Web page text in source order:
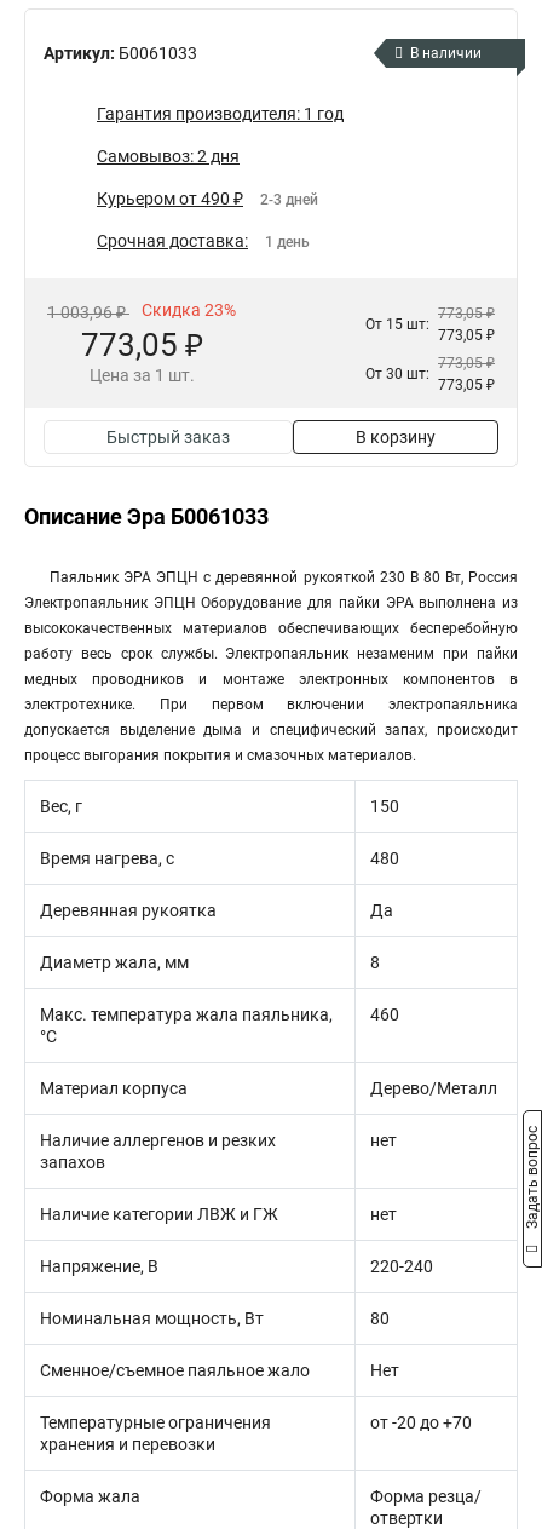
Артикул: Б0061033 В наличии
Гарантия производителя: 1 год
Самовывоз: 2 дня
Курьером от 490 ₽ 2-3 дней
Срочная доставка: 1 день
1 003,96 ₽ Скидка 23%
773,05 ₽
Цена за 1 шт.
От 15 шт:
773,05 ₽
773,05 ₽
От 30 шт:
773,05 ₽
773,05 ₽
Быстрый заказ В корзину
Описание Эра Б0061033
Паяльник ЭРА ЭПЦН с деревянной рукояткой 230 В 80 Вт, Россия
Электропаяльник ЭПЦН Оборудование для пайки ЭРА выполнена из
высококачественных материалов обеспечивающих бесперебойную
работу весь срок службы. Электропаяльник незаменим при пайки
медных проводников и монтаже электронных компонентов в
электротехнике. При первом включении электропаяльника
допускается выделение дыма и специфический запах, происходит
процесс выгорания покрытия и смазочных материалов.
Вес, г 150
Время нагрева, с 480
Деревянная рукоятка Да
Диаметр жала, мм 8
Макс. температура жала паяльника,
°C
460
Материал корпуса Дерево/Металл
Наличие аллергенов и резких
запахов
нет
Наличие категории ЛВЖ и ГЖ нет
Напряжение, В 220-240
Номинальная мощность, Вт 80
Сменное/съемное паяльное жало Нет
Температурные ограничения
хранения и перевозки
от -20 до +70
Форма жала
Форма резца/
отвертки
Задать вопрос